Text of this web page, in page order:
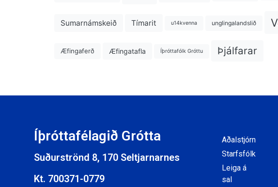
Sumarnámskeið Tímarit u14kvenna unglingalandslið
Æfingaferð Æfingatafla Íþróttafólk Gróttu Þjálfarar
Íþróttafélagið Grótta
Suðurströnd 8, 170 Seltjarnarnes
Kt. 700371-0779
Aðalstjórn
Starfsfólk
Leiga á
sal